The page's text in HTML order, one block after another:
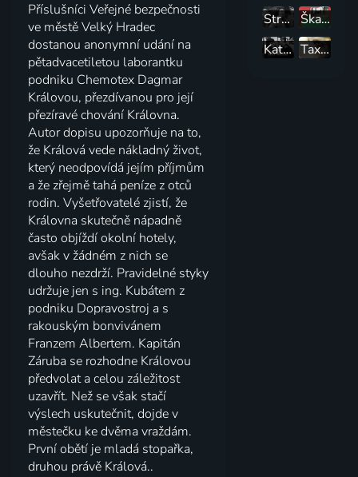
Příslušníci Veřejné bezpečnosti
ve městě Velký Hradec
dostanou anonymní udání na
pětadvacetiletou laborantku
podniku Chemotex Dagmar
Královou, přezdívanou pro její
přezíravé chování Královna.
Autor dopisu upozorňuje na to,
že Králová vede nákladný život,
který neodpovídá jejím příjmům
a že zřejmě tahá peníze z otců
rodin. Vyšetřovatelé zjistí, že
Královna skutečně nápadně
často objíždí okolní hotely,
avšak v žádném z nich se
dlouho nezdrží. Pravidelné styky
udržuje jen s ing. Kubátem z
podniku Dopravostroj a s
rakouským bonvivánem
Franzem Albertem. Kapitán
Záruba se rozhodne Královou
předvolat a celou záležitost
uzavřít. Než se však stačí
výslech uskutečnit, dojde v
městečku ke dvěma vraždám.
První obětí je mladá stopařka,
druhou právě Králová..
Strach
Škaredá dědina
Kat nepočká
Taxikář